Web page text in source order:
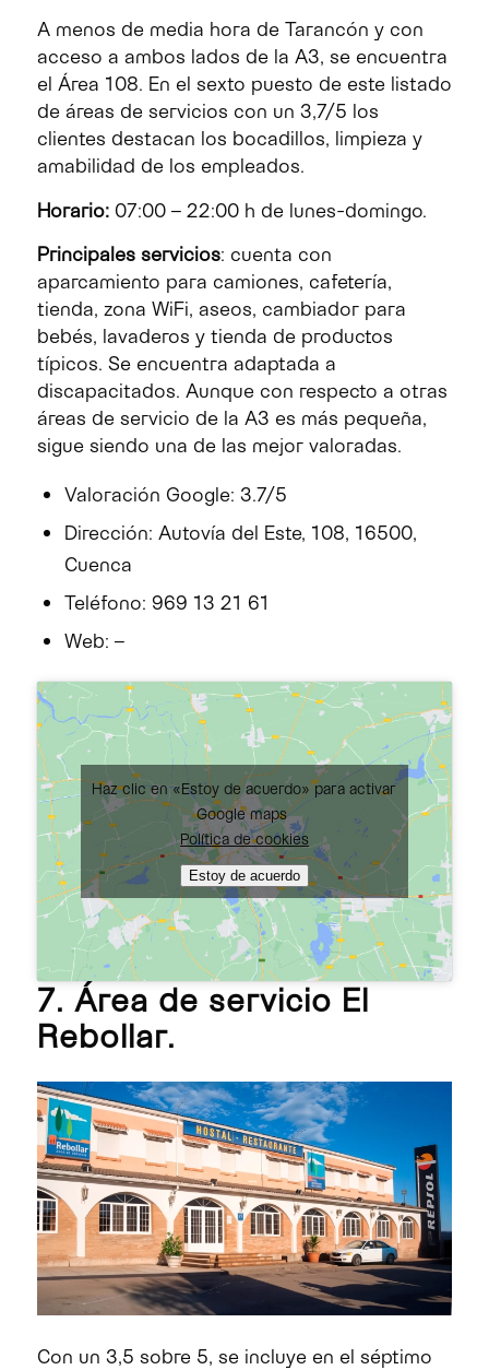
A menos de media hora de Tarancón y con
acceso a ambos lados de la A3, se encuentra
el Área 108. En el sexto puesto de este listado
de áreas de servicios con un 3,7/5 los
clientes destacan los bocadillos, limpieza y
amabilidad de los empleados.
Horario:07:00 – 22:00 h de lunes-domingo.
Principales servicios: cuenta con
aparcamiento para camiones, cafetería,
tienda, zona WiFi, aseos, cambiador para
bebés, lavaderos y tienda de productos
típicos. Se encuentra adaptada a
discapacitados. Aunque con respecto a otras
áreas de servicio de la A3 es más pequeña,
sigue siendo una de las mejor valoradas.
Valoración Google: 3.7/5
Dirección: Autovía del Este, 108, 16500,
Cuenca
Teléfono: 969 13 21 61
Web: –
Haz clic en «Estoy de acuerdo» para activar
Google maps
Política de cookies
Estoy de acuerdo
7. Área de servicio El
Rebollar.
Con un 3,5 sobre 5, se incluye en el séptimo